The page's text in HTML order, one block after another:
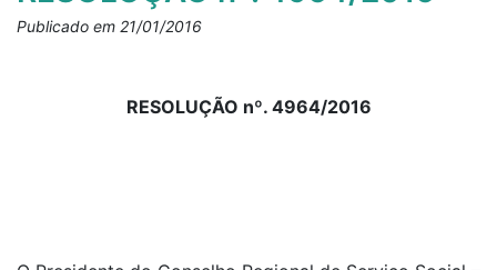
Publicado em 21/01/2016
RESOLUÇÃO nº. 4964/2016